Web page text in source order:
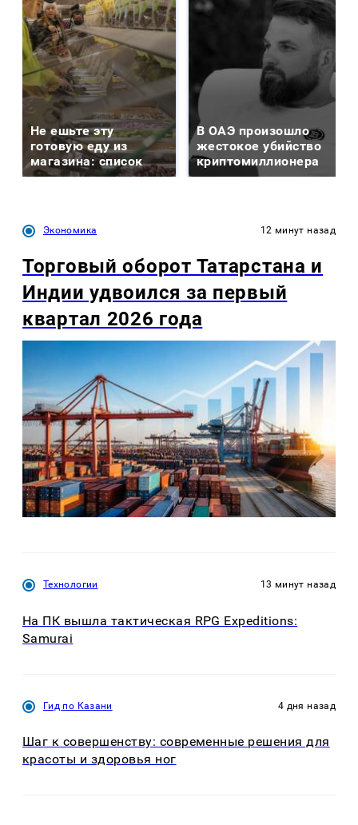
Не ешьте эту
готовую еду из
магазина: список
В ОАЭ произошло
жестокое убийство
криптомиллионера
Экономика 12 минут назад
Торговый оборот Татарстана и
Индии удвоился за первый
квартал 2026 года
Технологии 13 минут назад
На ПК вышла тактическая RPG Expeditions:
Samurai
Гид по Казани 4 дня назад
Шаг к совершенству: современные решения для
красоты и здоровья ног